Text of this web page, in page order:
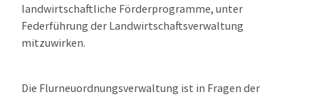
landwirtschaftliche Förderprogramme, unter
Federführung der Landwirtschaftsverwaltung
mitzuwirken.
Die Flurneuordnungsverwaltung ist in Fragen der